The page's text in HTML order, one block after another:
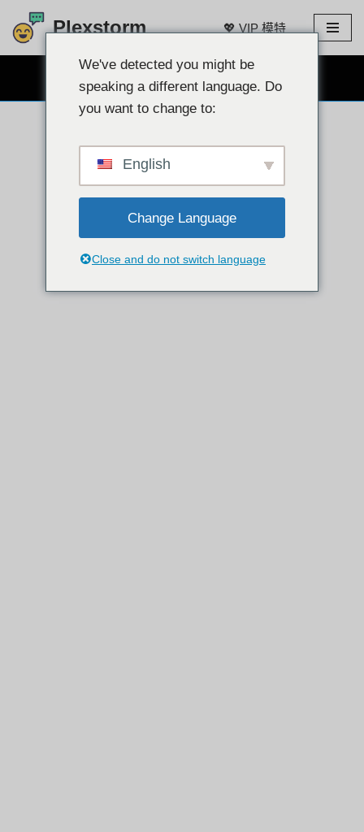
跳
容
Plexstorm 💖 VIP 模特
We've detected you might be
speaking a different language. Do
you want to change to:
English
Change Language
Close and do not switch language